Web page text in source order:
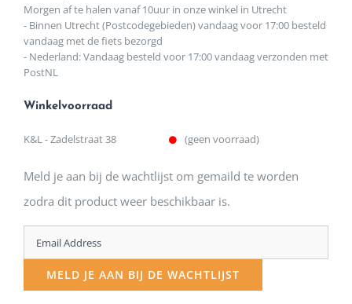
Morgen af te halen vanaf 10uur in onze winkel in Utrecht
- Binnen Utrecht (Postcodegebieden) vandaag voor 17:00 besteld
vandaag met de fiets bezorgd
- Nederland: Vandaag besteld voor 17:00 vandaag verzonden met
PostNL
Winkelvoorraad
K&L - Zadelstraat 38 (geen voorraad)
Meld je aan bij de wachtlijst om gemaild te worden
zodra dit product weer beschikbaar is.
Enter
your
email
MELD JE AAN BIJ DE WACHTLIJST